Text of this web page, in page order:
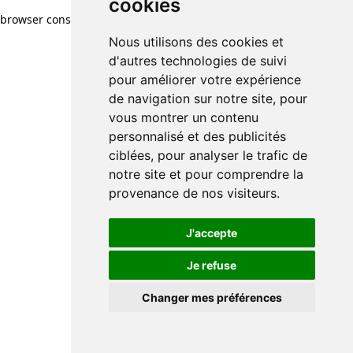
cookies
Nous utilisons des cookies et
d'autres technologies de suivi
pour améliorer votre expérience
de navigation sur notre site, pour
vous montrer un contenu
personnalisé et des publicités
ciblées, pour analyser le trafic de
notre site et pour comprendre la
provenance de nos visiteurs.
J'accepte
Je refuse
Changer mes préférences
browser console for more information)